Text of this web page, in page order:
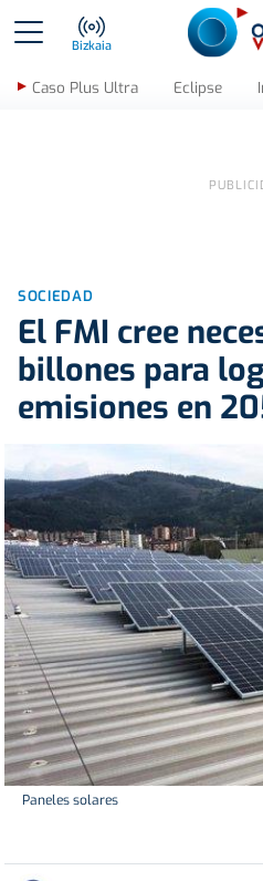
Bizkaia
Caso Plus Ultra Eclipse
SOCIEDAD
El FMI cree
billones para
emisiones en
Paneles solares